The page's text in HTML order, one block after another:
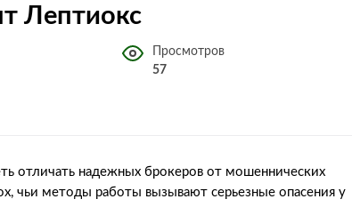
Лептиокс
Просмотров
57
отличать надежных брокеров от мошеннических
чьи методы работы вызывают серьезные опасения у